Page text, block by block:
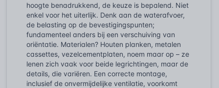
hoogte benadrukkend, de keuze is bepalend. Niet
enkel voor het uiterlijk. Denk aan de waterafvoer,
de belasting op de bevestigingspunten;
fundamenteel anders bij een verschuiving van
oriëntatie. Materialen? Houten planken, metalen
cassettes, vezelcementplaten, noem maar op – ze
lenen zich vaak voor beide legrichtingen, maar de
details, die variëren. Een correcte montage,
inclusief de onvermijdelijke ventilatie, voorkomt